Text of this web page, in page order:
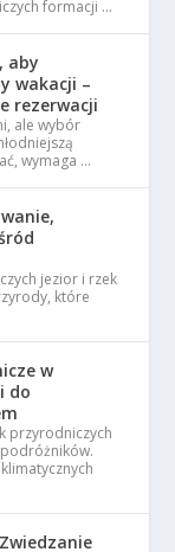
formacji …
aby
wakacji –
rezerwacji
ale wybór
wymaga …
jezior i rzek
które
w
do
przyrodniczych